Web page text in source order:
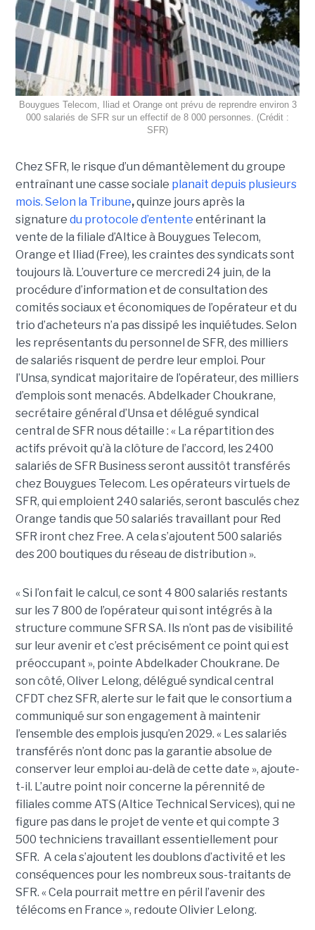
Bouygues Telecom, Iliad et Orange ont prévu de reprendre environ 3
000 salariés de SFR sur un effectif de 8 000 personnes. (Crédit :
SFR)
Chez SFR, le risque d’un démantèlement du groupe
entraînant une casse sociale planait depuis plusieurs
mois. Selon la Tribune,quinze jours après la
signature du protocole d’entente entérinant la
vente de la filiale d’Altice à Bouygues Telecom,
Orange et Iliad (Free), les craintes des syndicats sont
toujours là. L’ouverture ce mercredi 24 juin, de la
procédure d’information et de consultation des
comités sociaux et économiques de l’opérateur et du
trio d’acheteurs n’a pas dissipé les inquiétudes. Selon
les représentants du personnel de SFR, des milliers
de salariés risquent de perdre leur emploi. Pour
l’Unsa, syndicat majoritaire de l’opérateur, des milliers
d’emplois sont menacés. Abdelkader Choukrane,
secrétaire général d’Unsa et délégué syndical
central de SFR nous détaille : « La répartition des
actifs prévoit qu’à la clôture de l’accord, les 2400
salariés de SFR Business seront aussitôt transférés
chez Bouygues Telecom. Les opérateurs virtuels de
SFR, qui emploient 240 salariés, seront basculés chez
Orange tandis que 50 salariés travaillant pour Red
SFR iront chez Free. A cela s’ajoutent 500 salariés
des 200 boutiques du réseau de distribution ».
« Si l’on fait le calcul, ce sont 4 800 salariés restants
sur les 7 800 de l’opérateur qui sont intégrés à la
structure commune SFR SA. Ils n’ont pas de visibilité
sur leur avenir et c’est précisément ce point qui est
préoccupant », pointe Abdelkader Choukrane. De
son côté, Oliver Lelong, délégué syndical central
CFDT chez SFR, alerte sur le fait que le consortium a
communiqué sur son engagement à maintenir
l’ensemble des emplois jusqu’en 2029. « Les salariés
transférés n’ont donc pas la garantie absolue de
conserver leur emploi au-delà de cette date », ajoute-
t-il. L’autre point noir concerne la pérennité de
filiales comme ATS (Altice Technical Services), qui ne
figure pas dans le projet de vente et qui compte 3
500 techniciens travaillant essentiellement pour
SFR. A cela s’ajoutent les doublons d’activité et les
conséquences pour les nombreux sous-traitants de
SFR. « Cela pourrait mettre en péril l’avenir des
télécoms en France », redoute Olivier Lelong.